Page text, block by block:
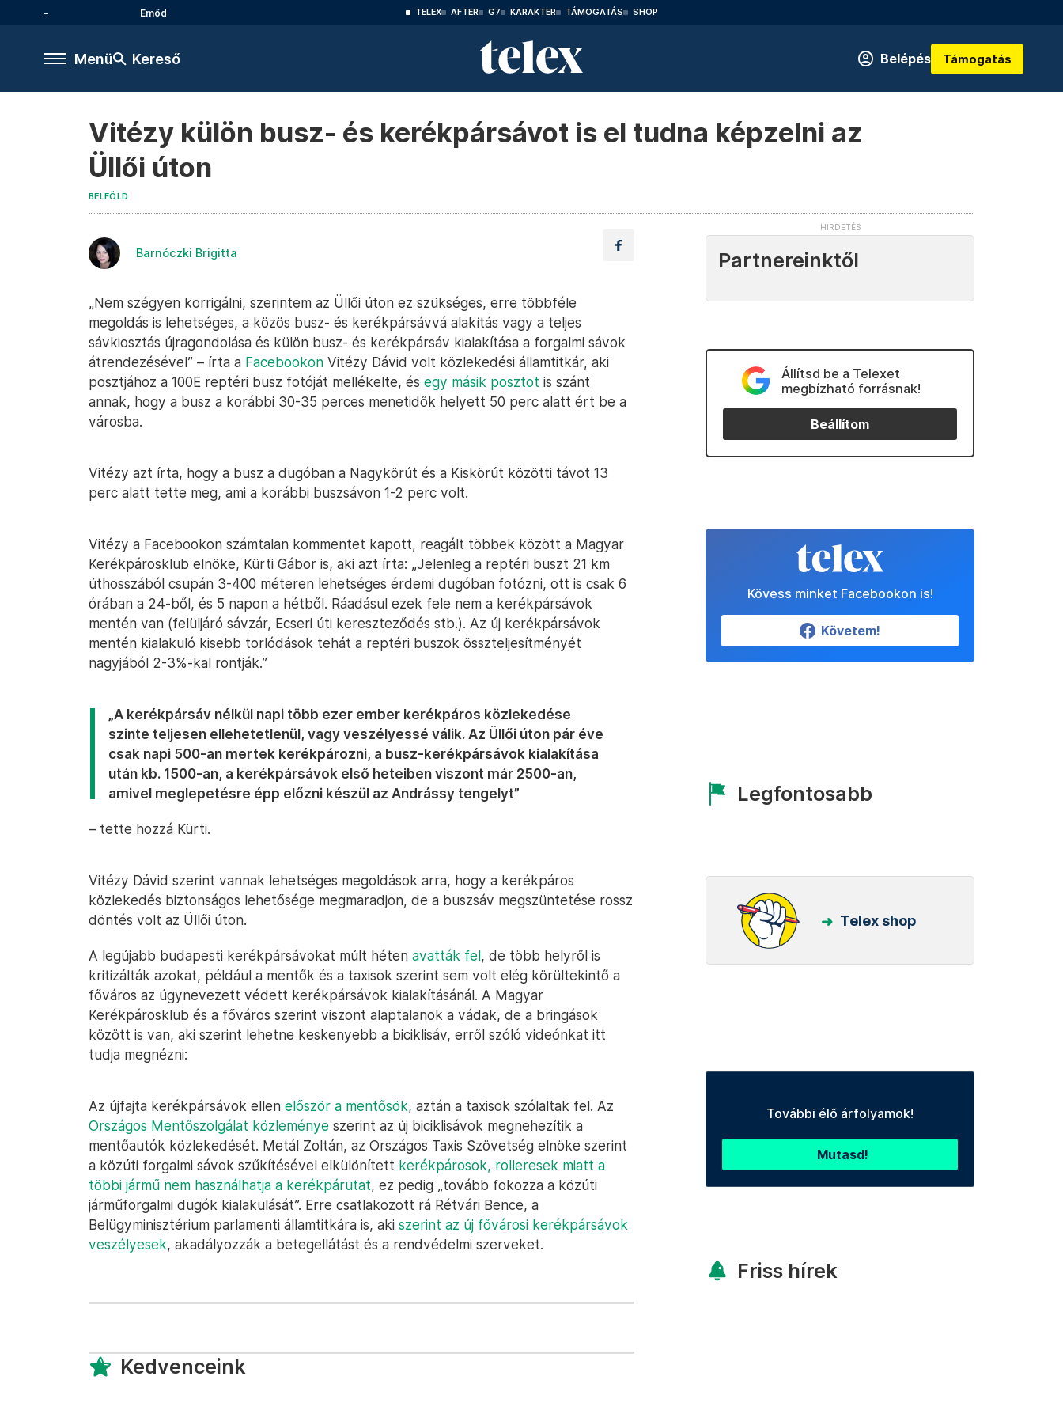
Emőd TELEX AFTER G7 KARAKTER TÁMOGATÁS SHOP
Menü Kereső Belépés Támogatás
Vitézy külön busz- és kerékpársávot is el tudna képzelni az
Üllői úton
BELFÖLD
Barnóczki Brigitta
„Nem szégyen korrigálni, szerintem az Üllői úton ez szükséges, erre többféle
megoldás is lehetséges, a közös busz- és kerékpársávvá alakítás vagy a teljes
sávkiosztás újragondolása és külön busz- és kerékpársáv kialakítása a forgalmi sávok
átrendezésével” – írta a Facebookon Vitézy Dávid volt közlekedési államtitkár, aki
posztjához a 100E reptéri busz fotóját mellékelte, és egy másik posztot is szánt
annak, hogy a busz a korábbi 30-35 perces menetidők helyett 50 perc alatt ért be a
városba.
Vitézy azt írta, hogy a busz a dugóban a Nagykörút és a Kiskörút közötti távot 13
perc alatt tette meg, ami a korábbi buszsávon 1-2 perc volt.
Vitézy a Facebookon számtalan kommentet kapott, reagált többek között a Magyar
Kerékpárosklub elnöke, Kürti Gábor is, aki azt írta: „Jelenleg a reptéri buszt 21 km
úthosszából csupán 3-400 méteren lehetséges érdemi dugóban fotózni, ott is csak 6
órában a 24-ből, és 5 napon a hétből. Ráadásul ezek fele nem a kerékpársávok
mentén van (felüljáró sávzár, Ecseri úti kereszteződés stb.). Az új kerékpársávok
mentén kialakuló kisebb torlódások tehát a reptéri buszok összteljesítményét
nagyjából 2-3%-kal rontják.”
„A kerékpársáv nélkül napi több ezer ember kerékpáros közlekedése
szinte teljesen ellehetetlenül, vagy veszélyessé válik. Az Üllői úton pár éve
csak napi 500-an mertek kerékpározni, a busz-kerékpársávok kialakítása
után kb. 1500-an, a kerékpársávok első heteiben viszont már 2500-an,
amivel meglepetésre épp előzni készül az Andrássy tengelyt”
– tette hozzá Kürti.
Vitézy Dávid szerint vannak lehetséges megoldások arra, hogy a kerékpáros
közlekedés biztonságos lehetősége megmaradjon, de a buszsáv megszüntetése rossz
döntés volt az Üllői úton.
A legújabb budapesti kerékpársávokat múlt héten avatták fel, de több helyről is
kritizálták azokat, például a mentők és a taxisok szerint sem volt elég körültekintő a
főváros az úgynevezett védett kerékpársávok kialakításánál. A Magyar
Kerékpárosklub és a főváros szerint viszont alaptalanok a vádak, de a bringások
között is van, aki szerint lehetne keskenyebb a biciklisáv, erről szóló videónkat itt
tudja megnézni:
Az újfajta kerékpársávok ellen először a mentősök, aztán a taxisok szólaltak fel. Az
Országos Mentőszolgálat közleménye szerint az új biciklisávok megnehezítik a
mentőautók közlekedését. Metál Zoltán, az Országos Taxis Szövetség elnöke szerint
a közúti forgalmi sávok szűkítésével elkülönített kerékpárosok, rolleresek miatt a
többi jármű nem használhatja a kerékpárutat, ez pedig „tovább fokozza a közúti
járműforgalmi dugók kialakulását”. Erre csatlakozott rá Rétvári Bence, a
Belügyminisztérium parlamenti államtitkára is, aki szerint az új fővárosi kerékpársávok
veszélyesek, akadályozzák a betegellátást és a rendvédelmi szerveket.
Kedvenceink
Partnereinktől
Állítsd be a Telexet
megbízható forrásnak!
Beállítom
Kövess minket Facebookon is!
Követem!
Legfontosabb
Telex shop
További élő árfolyamok!
Mutasd!
Friss hírek